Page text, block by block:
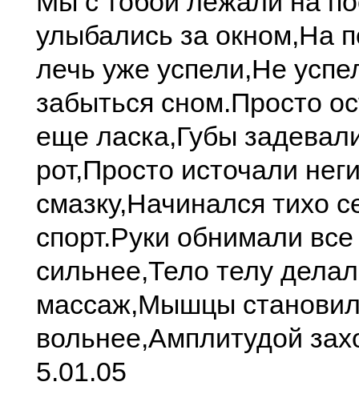
улыбались за окном,На
лечь уже успели,Не
забыться сном.Просто
еще ласка,Губы
рот,Просто источали
смазку,Начинался тихо
спорт.Руки обнимали все
сильнее,Тело телу
массаж,Мышцы
вольнее,Амплитудой
5.01.05